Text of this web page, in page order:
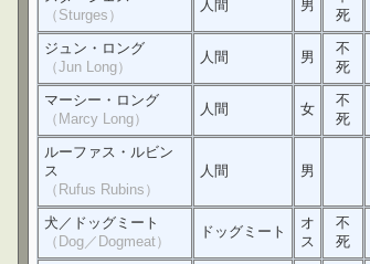
（Sturges）
人間 男
死
ジュン・ロング
（Jun Long）
人間 男
不
死
マーシー・ロング
（Marcy Long）
人間 女
不
死
ルーファス・ルビン
ス
（Rufus Rubins）
人間 男
犬／ドッグミート
（Dog／Dogmeat）
ドッグミート
オ
ス
不
死